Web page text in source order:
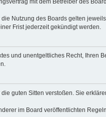
mit dem Betreiber des
Nutzung des Boards gelten
Frist jederzeit gekündigt werden.
und unentgeltliches Recht, Ihren
guten Sitten verstoßen. Sie
im Board veröffentlichten